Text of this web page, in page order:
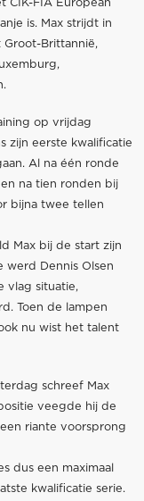
CIK-FIA European
is. Max strijdt in
Groot-Brittannië,
op vrijdag
zijn eerste kwalificatie
Al na één ronde
na tien ronden bij
bijna twee tellen
Max bij de start zijn
werd Dennis Olsen
vlag situatie,
Toen de lampen
nu wist het talent
schreef Max
veegde hij de
riante voorsprong
dus een maximaal
kwalificatie serie.